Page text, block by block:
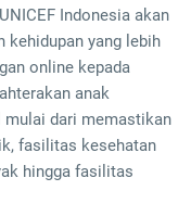
Indonesia akan
kehidupan yang lebih
online kepada
anak
mulai dari memastikan
fasilitas kesehatan
hingga fasilitas